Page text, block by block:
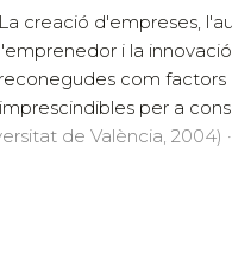
La creació d'empreses,
l'emprenedor i la
reconegudes com factors
per a
de València, 2004)